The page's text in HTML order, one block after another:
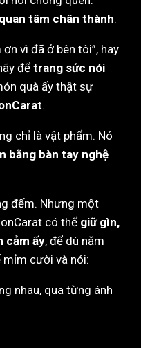
tâm chân thành.
vì đã ở bên tôi”, hay
để trang sức nói
quà ấy thật sự
.
chỉ là vật phẩm. Nó
bằng bàn tay nghệ
đếm. Nhưng một
có thể giữ gìn,
cảm ấy, để dù năm
mỉm cười và nói:
nhau, qua từng ánh